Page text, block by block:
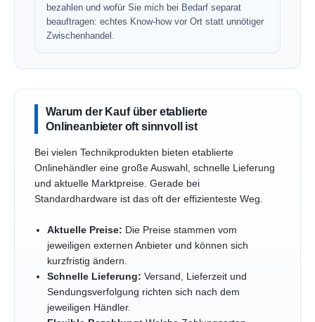
bezahlen und wofür Sie mich bei Bedarf separat
beauftragen: echtes Know-how vor Ort statt unnötiger
Zwischenhandel.
Warum der Kauf über etablierte
Onlineanbieter oft sinnvoll ist
Bei vielen Technikprodukten bieten etablierte
Onlinehändler eine große Auswahl, schnelle Lieferung
und aktuelle Marktpreise. Gerade bei
Standardhardware ist das oft der effizienteste Weg.
Aktuelle Preise: Die Preise stammen vom
jeweiligen externen Anbieter und können sich
kurzfristig ändern.
Schnelle Lieferung: Versand, Lieferzeit und
Sendungsverfolgung richten sich nach dem
jeweiligen Händler.